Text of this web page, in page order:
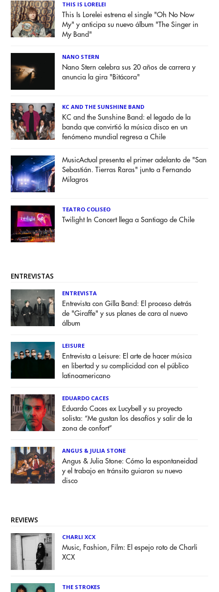
THIS IS LORELEI
This Is Lorelei estrena el single "Oh No Now
My" y anticipa su nuevo álbum "The Singer in
My Band"
NANO STERN
Nano Stern celebra sus 20 años de carrera y
anuncia la gira "Bitácora"
KC AND THE SUNSHINE BAND
KC and the Sunshine Band: el legado de la
banda que convirtió la música disco en un
fenómeno mundial regresa a Chile
MusicActual presenta el primer adelanto de "San
Sebastián. Tierras Raras" junto a Fernando
Milagros
TEATRO COLISEO
Twilight In Concert llega a Santiago de Chile
ENTREVISTAS
ENTREVISTA
Entrevista con Gilla Band: El proceso detrás
de "Giraffe" y sus planes de cara al nuevo
álbum
LEISURE
Entrevista a Leisure: El arte de hacer música
en libertad y su complicidad con el público
latinoamericano
EDUARDO CACES
Eduardo Caces ex Lucybell y su proyecto
solista: “Me gustan los desafíos y salir de la
zona de confort”
ANGUS & JULIA STONE
Angus & Julia Stone: Cómo la espontaneidad
y el trabajo en tránsito guiaron su nuevo
disco
REVIEWS
CHARLI XCX
Music, Fashion, Film: El espejo roto de Charli
XCX
THE STROKES